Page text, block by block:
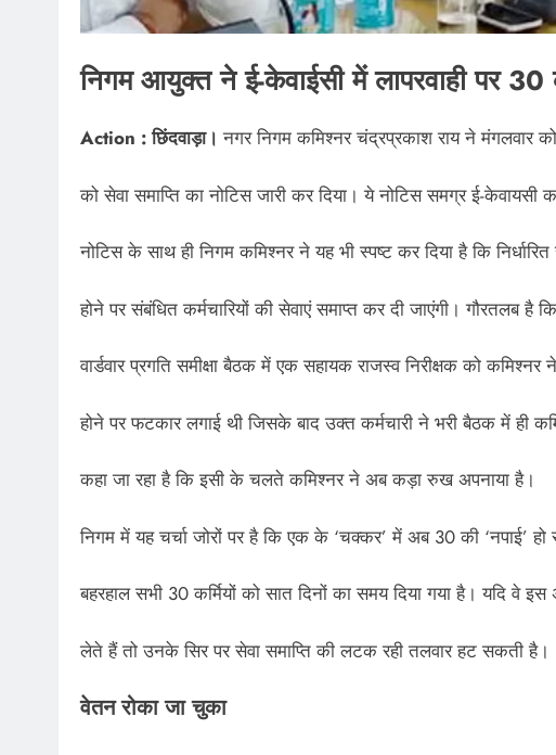
निगम आयुक्त ने ई-केवाईसी में लापरवाही पर 30
Action : छिंदवाड़ा। नगर निगम कमिश्नर चंद्रप्रकाश राय ने मंगलवार
को सेवा समाप्ति का नोटिस जारी कर दिया। ये नोटिस समग्र ई-केवायसी
नोटिस के साथ ही निगम कमिश्नर ने यह भी स्पष्ट कर दिया है कि
होने पर संबंधित कर्मचारियों की सेवाएं समाप्त कर दी जाएंगी। गौरतलब है
वार्डवार प्रगति समीक्षा बैठक में एक सहायक राजस्व निरीक्षक को कमिश्नर
होने पर फटकार लगाई थी जिसके बाद उक्त कर्मचारी ने भरी बैठक में ही
कहा जा रहा है कि इसी के चलते कमिश्नर ने अब कड़ा रुख अपनाया है।
निगम में यह चर्चा जोरों पर है कि एक के ‘चक्कर’ में अब 30 की ‘नपाई’
बहरहाल सभी 30 कर्मियों को सात दिनों का समय दिया गया है। यदि वे
लेते हैं तो उनके सिर पर सेवा समाप्ति की लटक रही तलवार हट सकती है।
वेतन रोका जा चुका